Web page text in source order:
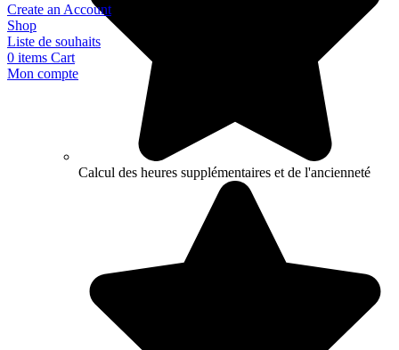
Calcul des heures supplémentaires et de l'ancienneté
Create an Account
Shop
Liste de souhaits
0 items Cart
Mon compte